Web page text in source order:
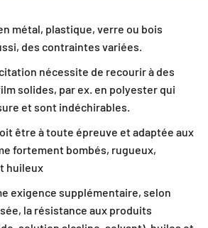
métal, plastique, verre ou bois
des contraintes variées.
nécessite de recourir à des
solides, par ex. en polyester qui
et sont indéchirables.
être à toute épreuve et adaptée aux
fortement bombés, rugueux,
huileux
exigence supplémentaire, selon
la résistance aux produits